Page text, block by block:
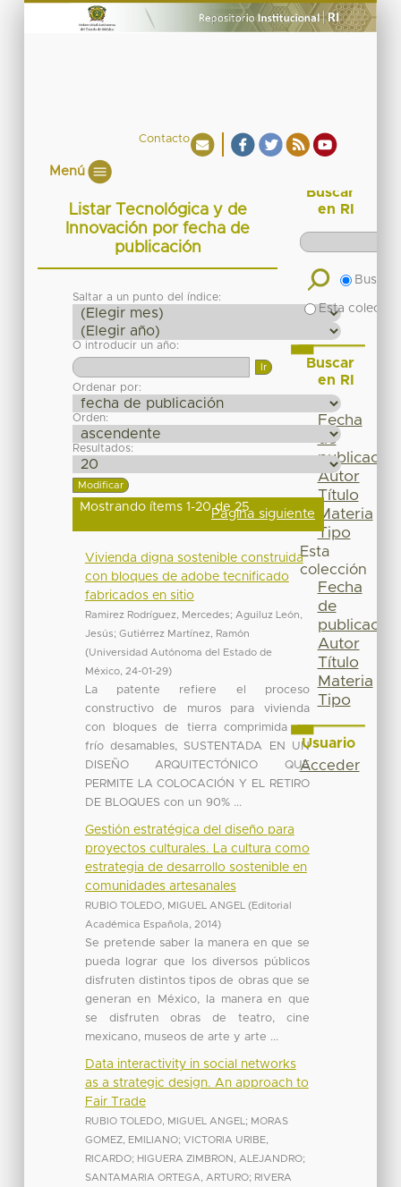
Contacto
Menú
Listar Tecnológica y de
Innovación por fecha de
publicación
Saltar a un punto del índice:
O introducir un año:
Ordenar por:
Orden:
Resultados:
Mostrando ítems 1-20 de 25Página siguiente
Vivienda digna sostenible construida
con bloques de adobe tecnificado
fabricados en sitio
Ramirez Rodríguez, Mercedes; Aguiluz León,
Jesús; Gutiérrez Martínez, Ramón
(Universidad Autónoma del Estado de
México, 24-01-29)
La patente refiere el proceso
constructivo de muros para vivienda
con bloques de tierra comprimida en
frío desamables, SUSTENTADA EN UN
DISEÑO ARQUITECTÓNICO QUE
PERMITE LA COLOCACIÓN Y EL RETIRO
DE BLOQUES con un 90% ...
Gestión estratégica del diseño para
proyectos culturales. La cultura como
estrategia de desarrollo sostenible en
comunidades artesanales
RUBIO TOLEDO, MIGUEL ANGEL (Editorial
Académica Española
2014)
Se pretende saber la manera en que se
pueda lograr que los diversos públicos
disfruten distintos tipos de obras que se
generan en México, la manera en que
se disfruten obras de teatro, cine
mexicano, museos de arte y arte ...
Data interactivity in social networks
as a strategic design. An approach to
Fair Trade
RUBIO TOLEDO, MIGUEL ANGEL ; MORAS
GOMEZ, EMILIANO; VICTORIA URIBE,
RICARDO; HIGUERA ZIMBRON, ALEJANDRO;
SANTAMARIA ORTEGA, ARTURO; RIVERA
Buscar
en RI
Buscar
Esta
Buscar
en RI
Fecha
de
publicación
Autor
Título
Materia
Tipo
Esta
colección
Fecha
de
publicación
Autor
Título
Materia
Tipo
Usuario
Acceder